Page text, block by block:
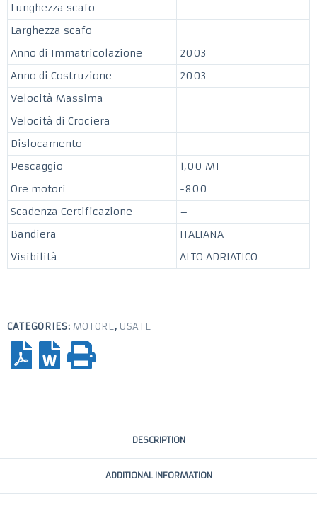
Lunghezza scafo
Larghezza scafo
Anno di Immatricolazione
2003
Anno di Costruzione
2003
Velocità Massima
Velocità di Crociera
Dislocamento
Pescaggio
1,00 MT
Ore motori
-800
Scadenza Certificazione
–
Bandiera
ITALIANA
Visibilità
ALTO ADRIATICO
CATEGORIES: MOTORE, USATE
DESCRIPTION
ADDITIONAL INFORMATION